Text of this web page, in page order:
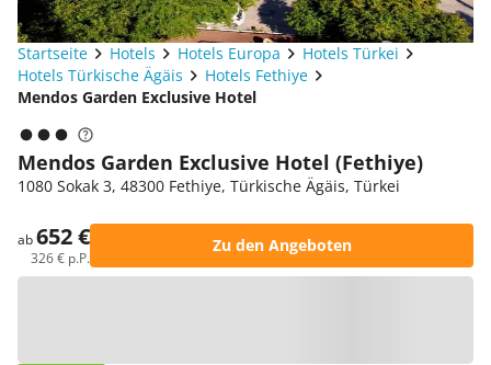
Startseite Hotels Hotels Europa
Hotels Türkei
Hotels Türkische Ägäis
Hotels Fethiye
Mendos Garden Exclusive Hotel
Mendos Garden Exclusive Hotel (Fethiye)
1080 Sokak 3, 48300 Fethiye, Türkische Ägäis, Türkei
ab652 €
326 € p.P.
Zu den Angeboten